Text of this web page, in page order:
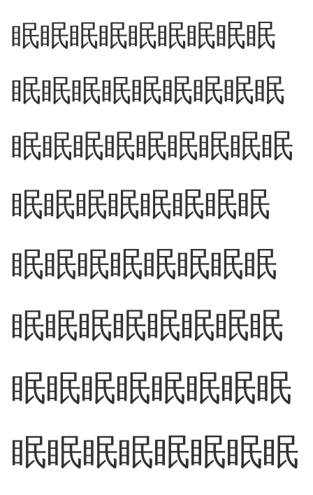
眠眠眠眠眠眠眠眠眠
眠眠眠眠眠眠眠眠眠
眠眠眠眠眠眠眠眠眠
眠眠眠眠眠眠眠眠
眠眠眠眠眠眠眠眠
眠眠眠眠眠眠眠眠
眠眠眠眠眠眠眠眠
眠眠眠眠眠眠眠眠